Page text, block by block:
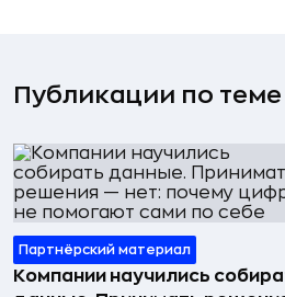
Публикации по теме
Партнёрский материал
Компании научились